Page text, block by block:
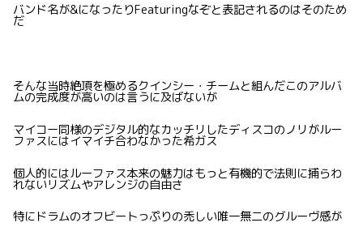
バンド名が&になったりFeaturingなぞと表記されるのはそのため
だ
そんな当時絶頂を極めるクインシー・チームと組んだこのアルバ
ムの完成度が高いのは言うに及ばないが
マイコー同様のデジタル的なカッチリしたディスコのノリがルー
ファスにはイマイチ合わなかった希ガス
個人的にはルーファス本来の魅力はもっと有機的で法則に捕らわ
れないリズムやアレンジの自由さ
特にドラムのオフビートっぷりの禿しい唯一無二のグルーヴ感が